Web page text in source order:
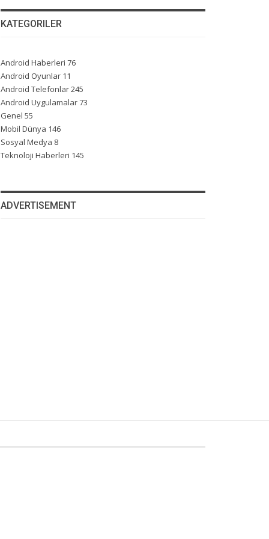
KATEGORILER
Android Haberleri 76
Android Oyunlar 11
Android Telefonlar245
Android Uygulamalar73
Genel 55
Mobil Dünya 146
Sosyal Medya 8
Teknoloji Haberleri 145
ADVERTISEMENT